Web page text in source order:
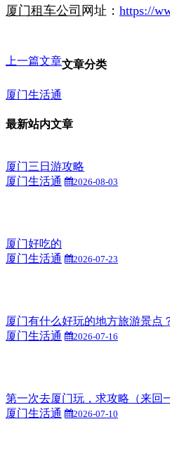
厦门租车公司 网址： https://
上一篇文章文章分类
厦门生活通
最新站内文章
厦门三日游攻略
厦门生活通
2026-08-03
厦门好吃的
厦门生活通
2026-07-23
厦门有什么好玩的地方旅游景点
厦门生活通
2026-07-16
第一次去厦门玩，求攻略（来回
厦门生活通
2026-07-10